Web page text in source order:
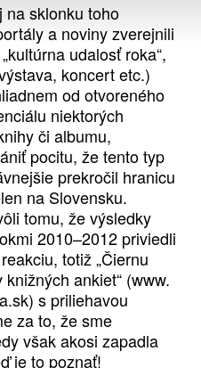
na sklonku toho
a noviny zverejnili
udalosť roka“,
koncert etc.)
od otvoreného
niektorých
či albumu,
pocitu, že tento typ
prekročil hranicu
na Slovensku.
tomu, že výsledky
2010–2012 priviedli
totiž „Čiernu
ankiet“ (www.
s priliehavou
za to, že sme
však akosi zapadla
je to poznať!